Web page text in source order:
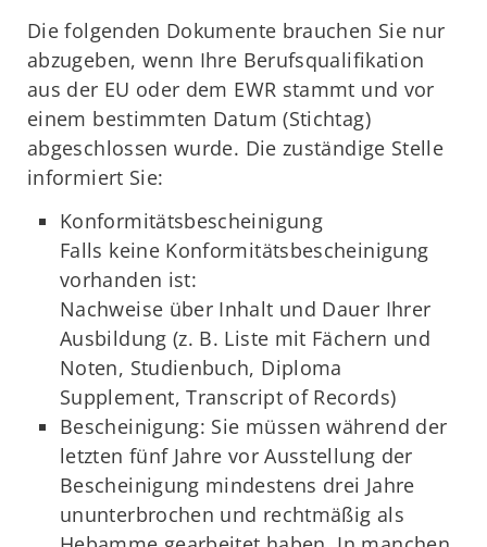
Die folgenden Dokumente brauchen Sie nur
abzugeben, wenn Ihre Berufsqualifikation
aus der EU oder dem EWR stammt und vor
einem bestimmten Datum (Stichtag)
abgeschlossen wurde. Die zuständige Stelle
informiert Sie:
Konformitätsbescheinigung
Falls keine Konformitätsbescheinigung
vorhanden ist:
Nachweise über Inhalt und Dauer Ihrer
Ausbildung (z. B. Liste mit Fächern und
Noten, Studienbuch, Diploma
Supplement, Transcript of Records)
Bescheinigung: Sie müssen während der
letzten fünf Jahre vor Ausstellung der
Bescheinigung mindestens drei Jahre
ununterbrochen und rechtmäßig als